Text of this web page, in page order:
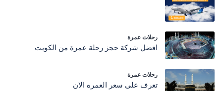
رحلات عمرة
افضل شركة حجز رحلة عمرة من الكويت
رحلات عمرة
تعرف على سعر العمره الان